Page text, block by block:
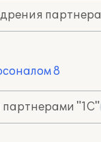
партнера
8
партнерами "1С"